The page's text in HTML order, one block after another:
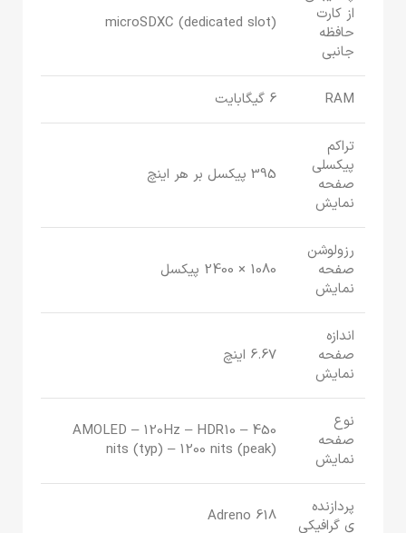
از کارت
حافظه
جانبی
microSDXC (dedicated slot)
RAM 6 گیگابایت
تراکم
پیکسلی
صفحه
نمایش
395 پیکسل بر هر اینچ
رزولوشن
صفحه
نمایش
1080 × 2400 پیکسل
اندازه
صفحه
نمایش
6.67 اینچ
نوع
صفحه
نمایش
AMOLED – 120Hz – HDR10 – 450
nits (typ) – 1200 nits (peak)
پردازنده
‌ی گرافیکی
Adreno 618